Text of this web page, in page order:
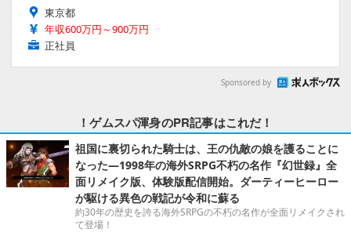
東京都
年収600万円～900万円
正社員
Sponsored by
！ゲムスパ渾身のPR記事はこれだ！
祖国に裏切られた騎士は、王の仇敵の娘を護ることに
なった―1998年の海外SRPG不朽の名作『幻世録』全
面リメイク版、体験版配信開始。ダーティーヒーロー
が駆ける異色の戦記が令和に蘇る
約30年の歴史を誇る海外SRPGの不朽の名作が全面リメイクされ
て登場！